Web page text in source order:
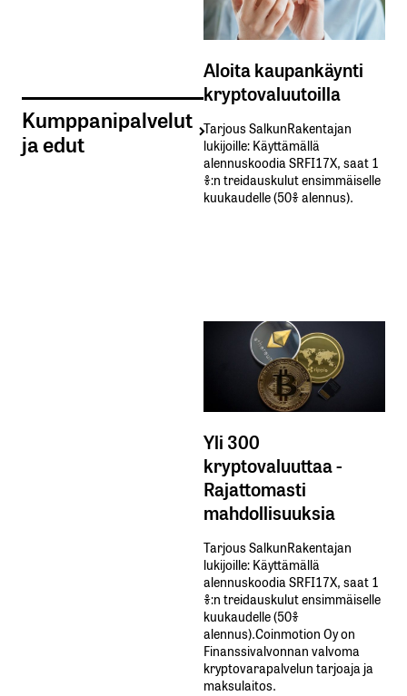
Kumppanipalvelut
ja edut
Aloita kaupankäynti
kryptovaluutoilla
Tarjous SalkunRakentajan
lukijoille: Käyttämällä​ ​
alennuskoodia​ ​SRFI17X,​ ​saat​ ​1
%:n treidauskulut​ ​ensimmäiselle​ ​
kuukaudelle​ ​(50%​ ​alennus).
Yli 300
kryptovaluuttaa -
Rajattomasti
mahdollisuuksia
Tarjous SalkunRakentajan
lukijoille: Käyttämällä​ ​
alennuskoodia​ ​SRFI17X,​ ​saat​ ​1
%:n treidauskulut​ ​ensimmäiselle​ ​
kuukaudelle​ ​(50%​ ​
alennus).Coinmotion Oy on
Finanssivalvonnan valvoma
kryptovarapalvelun tarjoaja ja
maksulaitos.